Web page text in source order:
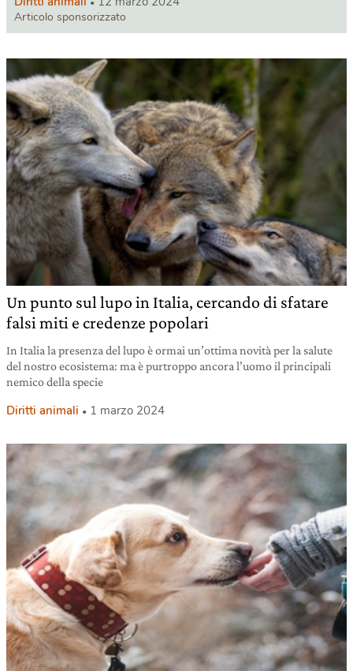
Articolo sponsorizzato
Un punto sul lupo in Italia, cercando di sfatare
falsi miti e credenze popolari
In Italia la presenza del lupo è ormai un’ottima novità per la salute
del nostro ecosistema: ma è purtroppo ancora l’uomo il principali
nemico della specie
Diritti animali 1 marzo 2024